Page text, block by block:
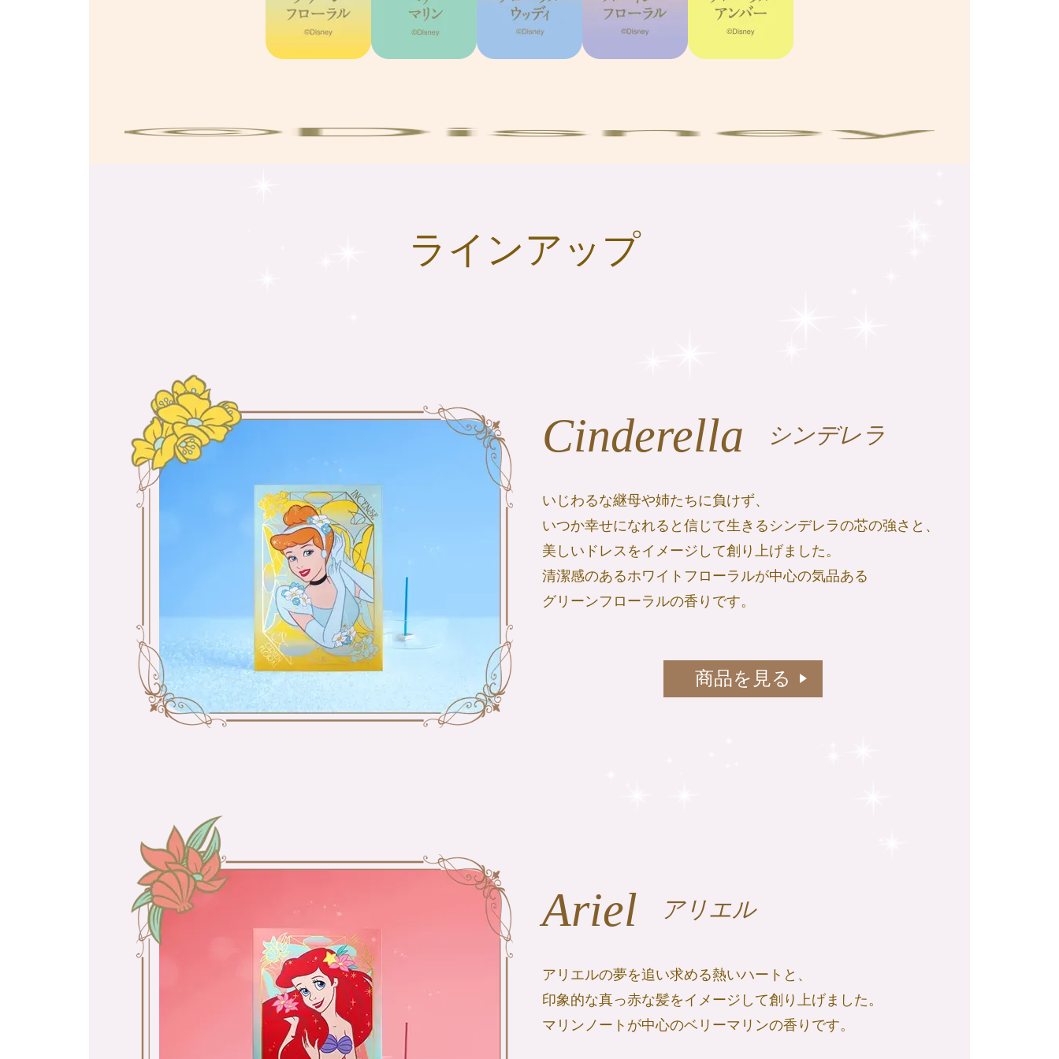
ラインアップ
Cinderella シンデレラ
いじわるな継母や姉たちに負けず、
いつか幸せになれると信じて生きるシンデレラの芯の強さと、
美しいドレスをイメージして創り上げました。
清潔感のあるホワイトフローラルが中心の気品ある
グリーンフローラルの香りです。
商品を見る
Ariel アリエル
アリエルの夢を追い求める熱いハートと、
印象的な真っ赤な髪をイメージして創り上げました。
マリンノートが中心のベリーマリンの香りです。